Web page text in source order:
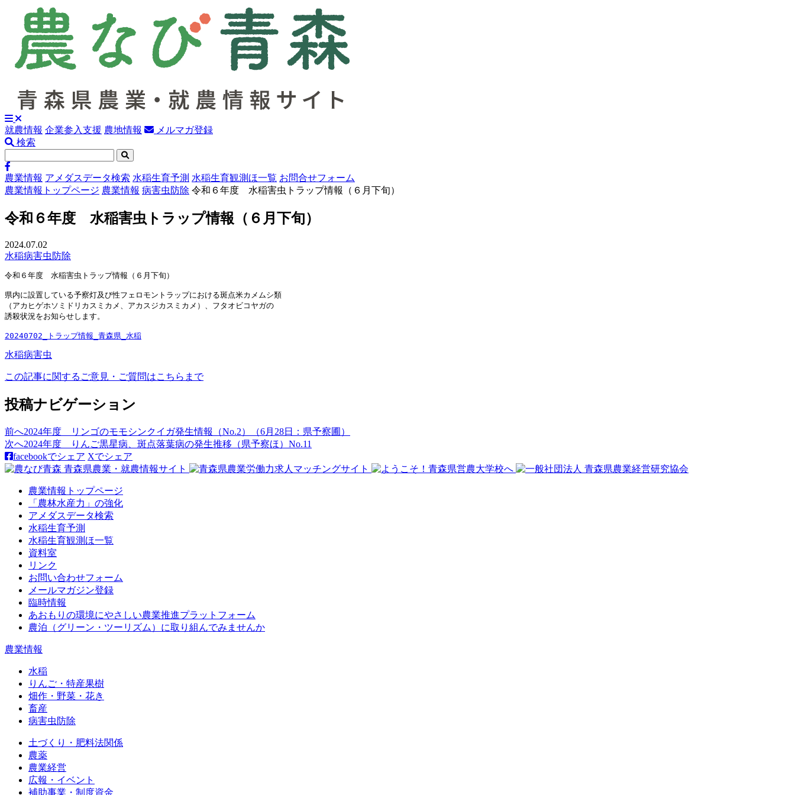
就農情報 企業参入支援 農地情報
メルマガ登録
検索
農業情報 アメダスデータ検索 水稲生育予測 水稲生育観測ほ一覧 お問合せフォーム
農業情報トップページ 農業情報 病害虫防除 令和６年度 水稲害虫トラップ情報（６月下旬）
令和６年度 水稲害虫トラップ情報（６月下旬）
2024.07.02
水稲病害虫防除
令和６年度　水稲害虫トラップ情報（６月下旬）
県内に設置している予察灯及び性フェロモントラップにおける斑点米カメムシ類
（アカヒゲホソミドリカスミカメ、アカスジカスミカメ）、フタオビコヤガの
誘殺状況をお知らせします。
20240702_トラップ情報_青森県_水稲
水稲病害虫
この記事に関するご意見・ご質問はこちらまで
投稿ナビゲーション
前へ2024年度 リンゴのモモシンクイガ発生情報（No.2）（6月28日：県予察圃）
次へ2024年度 りんご黒星病、斑点落葉病の発生推移（県予察ほ）No.11
facebookでシェア Xでシェア
農業情報トップページ
「農林水産力」の強化
アメダスデータ検索
水稲生育予測
水稲生育観測ほ一覧
資料室
リンク
お問い合わせフォーム
メールマガジン登録
臨時情報
あおもりの環境にやさしい農業推進プラットフォーム
農泊（グリーン・ツーリズム）に取り組んでみませんか
農業情報
水稲
りんご・特産果樹
畑作・野菜・花き
畜産
病害虫防除
土づくり・肥料法関係
農薬
農業経営
広報・イベント
補助事業・制度資金